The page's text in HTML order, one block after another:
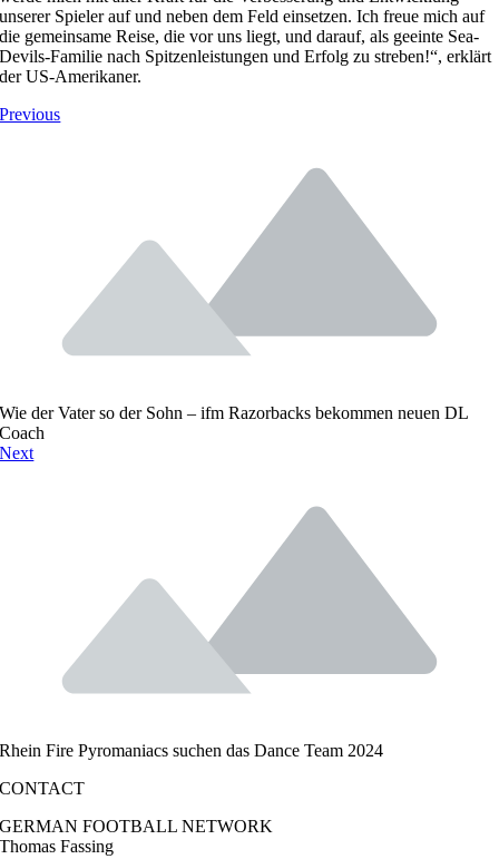
unserer Spieler auf und neben dem Feld einsetzen. Ich freue mich auf
die gemeinsame Reise, die vor uns liegt, und darauf, als geeinte Sea-
Devils-Familie nach Spitzenleistungen und Erfolg zu streben!“, erklärt
der US-Amerikaner.
Previous
Wie der Vater so der Sohn – ifm Razorbacks bekommen neuen DL
Coach
Next
Rhein Fire Pyromaniacs suchen das Dance Team 2024
CONTACT
GERMAN FOOTBALL NETWORK
Thomas Fassing